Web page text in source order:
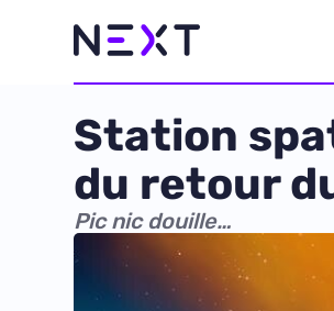
Station
du retour
Pic nic douille…